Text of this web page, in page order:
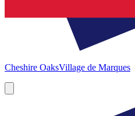
Cheshire OaksVillage de Marques